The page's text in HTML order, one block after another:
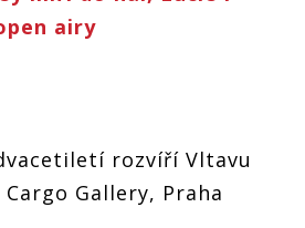
airy
rozvíří Vltavu
Gallery, Praha